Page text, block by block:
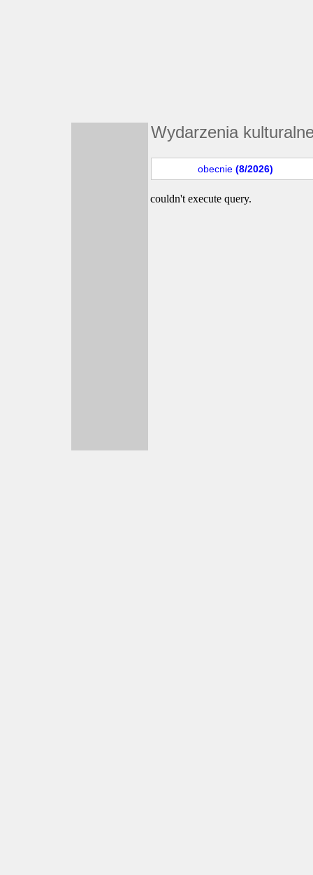
Wydarzenia
obecnie(8/2026)
couldn't execute query.